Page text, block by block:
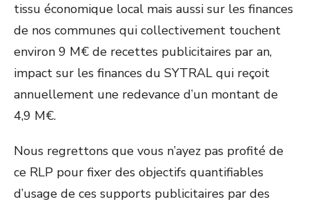
tissu économique local mais aussi sur les finances
de nos communes qui collectivement touchent
environ 9 M€ de recettes publicitaires par an,
impact sur les finances du SYTRAL qui reçoit
annuellement une redevance d’un montant de
4,9 M€.
Nous regrettons que vous n’ayez pas profité de
ce RLP pour fixer des objectifs quantifiables
d’usage de ces supports publicitaires par des